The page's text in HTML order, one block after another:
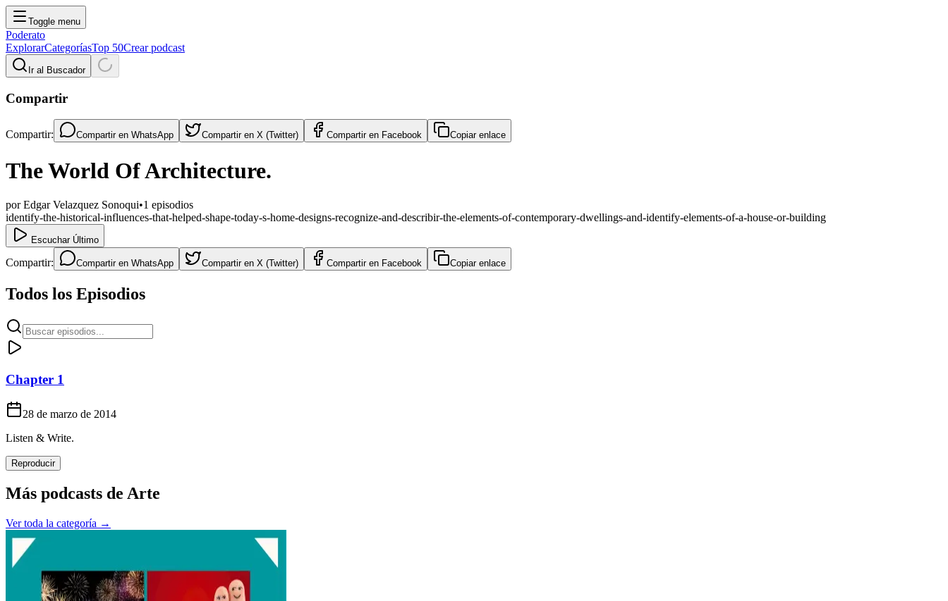
Toggle menu
Poderato
ExplorarCategoríasTop 50Crear podcast
Ir al Buscador
Compartir
Compartir: Compartir en WhatsApp Compartir en X (Twitter) Compartir en Facebook Copiar enlace
The World Of Architecture.
porEdgar Velazquez Sonoqui•1 episodios
identify-the-historical-influences-that-helped-shape-today-s-home-designs-recognize-and-describir-the-elements-of-contemporary-dwellings-and-identify-elements-of-a-house-or-building
Escuchar Último
Compartir: Compartir en WhatsApp Compartir en X (Twitter) Compartir en Facebook Copiar enlace
Todos los Episodios
Chapter 1
28 de marzo de 2014
Listen & Write.
Reproducir
Más podcasts de Arte
Ver toda la categoría →